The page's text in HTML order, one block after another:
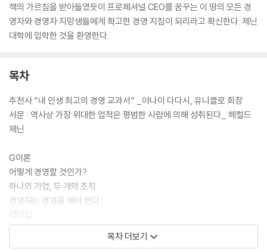
책의 가르침을 받아들였듯이 프로페셔널 CEO를 꿈꾸는 이 땅의 모든 경
영자와 경영자 지망생들에게 확고한 경영 지침이 되리라고 확신한다. 제닌
대학에 입학한 것을 환영한다.
목차
추천사 “내 인생 최고의 경영 교과서” _야나이 다다시, 유니클로 회장
서문 : 역사상 가장 위대한 업적은 평범한 사람에 의해 성취된다_ 헤럴드
제닌
G이론
어떻게 경영할 것인가?
하나의 기업, 두 개의 조직
경영자는 경영을 해야 한다
리더십
경영자의 책상
목차 더보기